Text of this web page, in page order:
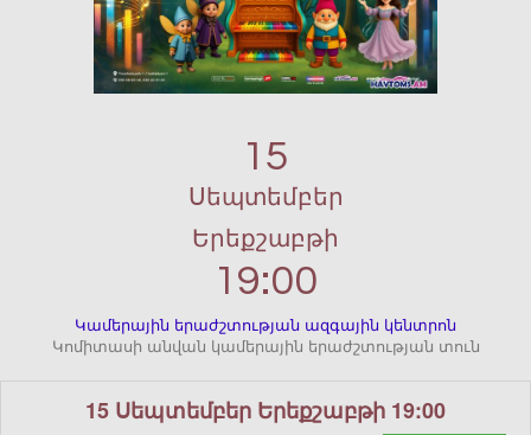
15
Սեպտեմբեր
Երեքշաբթի
19:00
Կամերային երաժշտության ազգային կենտրոն
Կոմիտասի անվան կամերային երաժշտության տուն
15 Սեպտեմբեր Երեքշաբթի 19:00